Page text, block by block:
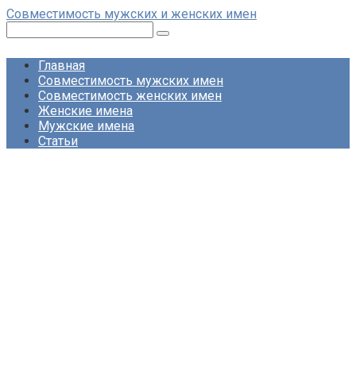
Перейти
контенту
Совместимость мужских и женских имен
Главная
Совместимость мужских имен
Совместимость женских имен
Женские имена
Мужские имена
Статьи